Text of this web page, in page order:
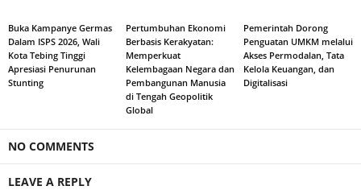
Buka Kampanye Germas
Dalam ISPS 2026, Wali
Kota Tebing Tinggi
Apresiasi Penurunan
Stunting
Pertumbuhan Ekonomi
Berbasis Kerakyatan:
Memperkuat
Kelembagaan Negara dan
Pembangunan Manusia
di Tengah Geopolitik
Global
Pemerintah Dorong
Penguatan UMKM melalui
Akses Permodalan, Tata
Kelola Keuangan, dan
Digitalisasi
NO COMMENTS
LEAVE A REPLY